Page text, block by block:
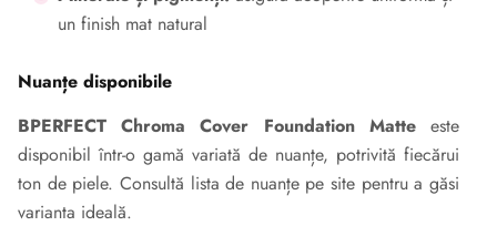
un finish mat natural
Nuanțe disponibile
BPERFECT Chroma Cover Foundation Matteeste
disponibil într-o gamă variată de nuanțe, potrivită fiecărui
ton de piele. Consultă lista de nuanțe pe site pentru a găsi
varianta ideală.